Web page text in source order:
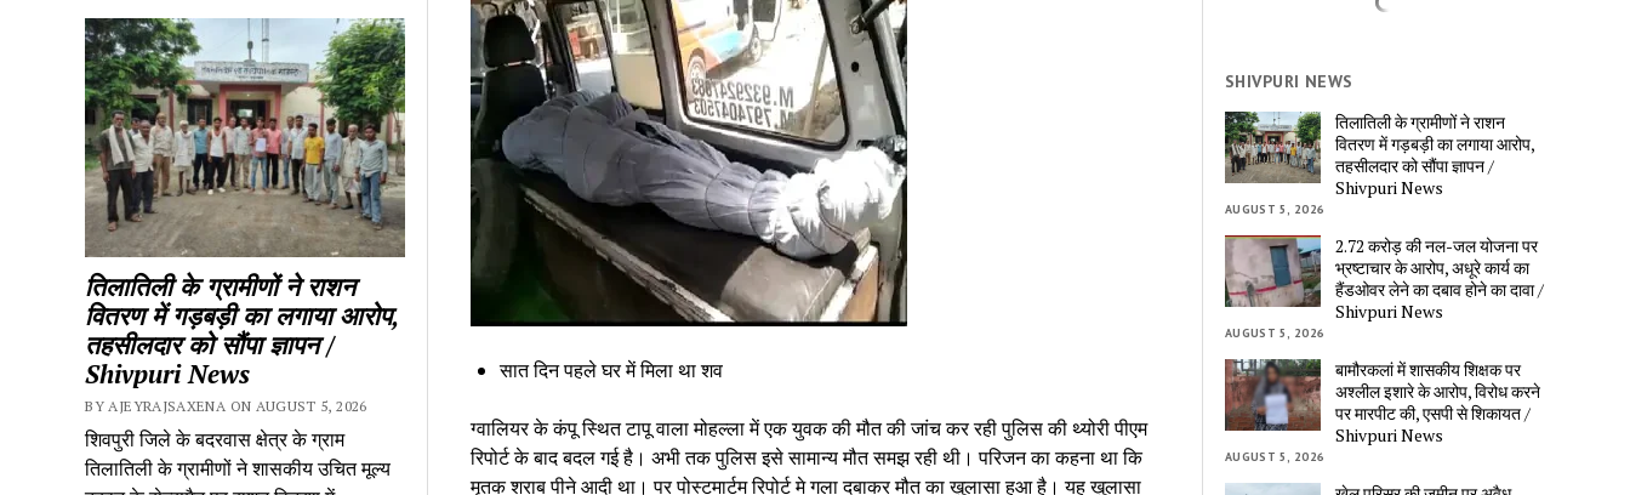
तिलातिली के ग्रामीणों ने राशन
वितरण में गड़बड़ी का लगाया आरोप,
तहसीलदार को सौंपा ज्ञापन /
Shivpuri News
BY AJEYRAJSAXENA ON AUGUST 5, 2026
शिवपुरी जिले के बदरवास क्षेत्र के ग्राम
तिलातिली के ग्रामीणों ने शासकीय उचित मूल्य
सात दिन पहले घर में मिला था शव
ग्वालियर के कंपू स्थित टापू वाला मोहल्ला में एक युवक की मौत की जांच कर रही पुलिस की थ्योरी पीएम
रिपोर्ट के बाद बदल गई है। अभी तक पुलिस इसे सामान्य मौत समझ रही थी। परिजन का कहना था कि
मृतक शराब पीने आदी था। पर पोस्टमार्टम रिपोर्ट मे गला दबाकर मौत का खुलासा हुआ है। यह खुलासा
SHIVPURI NEWS
तिलातिली के ग्रामीणों ने राशन
वितरण में गड़बड़ी का लगाया आरोप,
तहसीलदार को सौंपा ज्ञापन /
Shivpuri News
AUGUST 5, 2026
2.72 करोड़ की नल-जल योजना पर
भ्रष्टाचार के आरोप, अधूरे कार्य का
हैंडओवर लेने का दबाव होने का दावा /
Shivpuri News
AUGUST 5, 2026
बामौरकलां में शासकीय शिक्षक पर
अश्लील इशारे के आरोप, विरोध करने
पर मारपीट की, एसपी से शिकायत /
Shivpuri News
AUGUST 5, 2026